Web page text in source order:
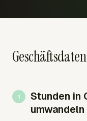
Stunden in
umwandeln